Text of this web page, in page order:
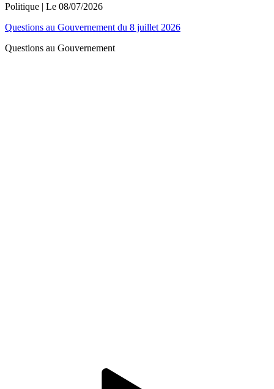
Politique | Le 08/07/2026
Questions au Gouvernement du 8 juillet 2026
Questions au Gouvernement